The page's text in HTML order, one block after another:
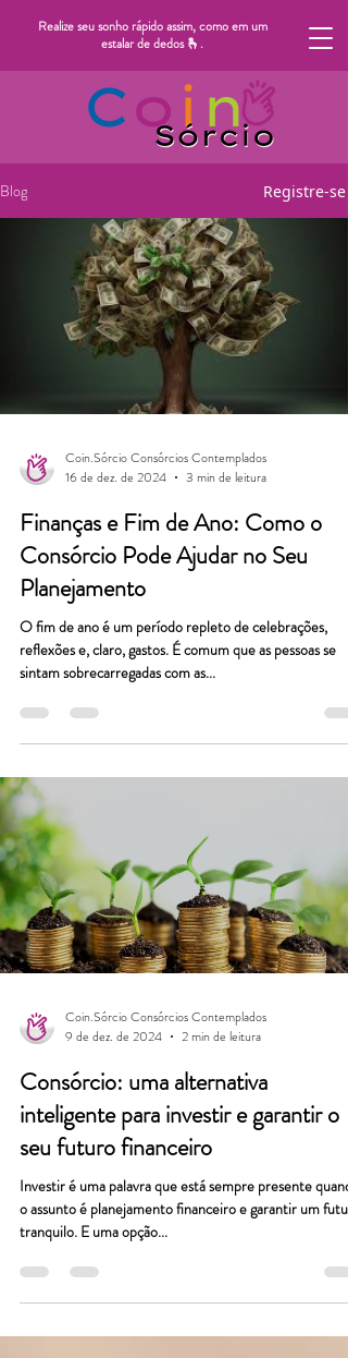
Realize seu sonho rápido assim, como em um
estalar de dedos 🫰.
Blog Registre-se
Coin.Sórcio Consórcios Contemplados
16 de dez. de 2024
3 min de leitura
Finanças e Fim de Ano: Como o
Consórcio Pode Ajudar no Seu
Planejamento
O fim de ano é um período repleto de celebrações,
reflexões e, claro, gastos. É comum que as pessoas se
sintam sobrecarregadas com as...
Coin.Sórcio Consórcios Contemplados
9 de dez. de 2024
2 min de leitura
Consórcio: uma alternativa
inteligente para investir e garantir o
seu futuro financeiro
Investir é uma palavra que está sempre presente quando
o assunto é planejamento financeiro e garantir um
tranquilo. E uma opção...